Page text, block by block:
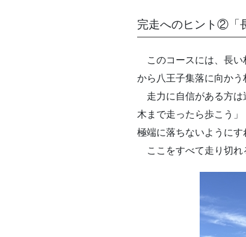
完走へのヒント②「
このコースには、長い
から八王子集落に向か
走力に自信がある方は
木まで走ったら歩こう
極端に落ちないようにす
ここをすべて走り切れ